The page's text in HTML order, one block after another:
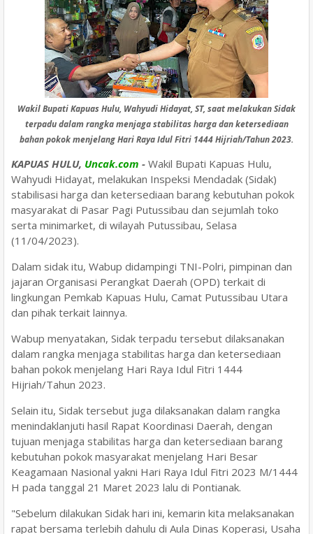
Wakil Bupati Kapuas Hulu, Wahyudi Hidayat, ST, saat melakukan Sidak
terpadu dalam rangka menjaga stabilitas harga dan ketersediaan
bahan pokok menjelang Hari Raya Idul Fitri 1444 Hijriah/Tahun 2023.
KAPUAS HULU, Uncak.com - Wakil Bupati Kapuas Hulu,
Wahyudi Hidayat, melakukan Inspeksi Mendadak (Sidak)
stabilisasi harga dan ketersediaan barang kebutuhan pokok
masyarakat di Pasar Pagi Putussibau dan sejumlah toko
serta minimarket, di wilayah Putussibau, Selasa
(11/04/2023).
Dalam sidak itu, Wabup didampingi TNI-Polri, pimpinan dan
jajaran Organisasi Perangkat Daerah (OPD) terkait di
lingkungan Pemkab Kapuas Hulu, Camat Putussibau Utara
dan pihak terkait lainnya.
Wabup menyatakan, Sidak terpadu tersebut dilaksanakan
dalam rangka menjaga stabilitas harga dan ketersediaan
bahan pokok menjelang Hari Raya Idul Fitri 1444
Hijriah/Tahun 2023.
Selain itu, Sidak tersebut juga dilaksanakan dalam rangka
menindaklanjuti hasil Rapat Koordinasi Daerah, dengan
tujuan menjaga stabilitas harga dan ketersediaan barang
kebutuhan pokok masyarakat menjelang Hari Besar
Keagamaan Nasional yakni Hari Raya Idul Fitri 2023 M/1444
H pada tanggal 21 Maret 2023 lalu di Pontianak.
"Sebelum dilakukan Sidak hari ini, kemarin kita melaksanakan
rapat bersama terlebih dahulu di Aula Dinas Koperasi, Usaha